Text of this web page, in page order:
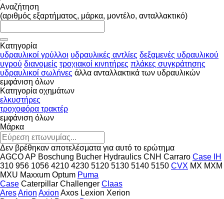
Αναζήτηση
(αριθμός εξαρτήματος, μάρκα, μοντέλο, ανταλλακτικό)
Κατηγορία
υδραυλικοί γρύλλοι υδραυλικές αντλίες δεξαμενές υδραυλικού
υγρού διανομείς τροχιακοί κινητήρες πλάκες συγκράτησης
υδραυλικοί σωλήνες άλλα ανταλλακτικά των υδραυλικών
εμφάνιση όλων
Κατηγορία οχημάτων
ελκυστήρες
τροχοφόρα τρακτέρ
εμφάνιση όλων
Μάρκα
Δεν βρέθηκαν αποτελέσματα για αυτό το ερώτημα
AGCOAP Boschung Bucher Hydraulics CNH Carraro Case IH
310 956 1056 4210 4230 5120 5130 5140 5150 CVX MX MXM
MXU Maxxum Optum Puma
Case Caterpillar Challenger Claas
AresArion Axion Axos Lexion Xerion